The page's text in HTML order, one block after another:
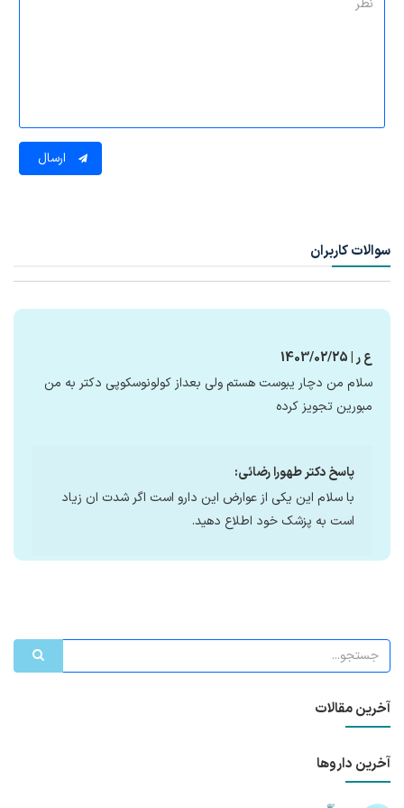
ارسال
سوالات کاربران
ع ر | 1403/02/25
سلام من دچار یبوست هستم ولی بعداز کولونوسکوپی دکتر به من
مبورین تجویز کرده
پاسخ دکتر طهورا رضائی:
با سلام این یکی از عوارض این دارو است اگر شدت ان زیاد
است به پزشک خود اطلاع دهید.
آخرین مقالات
آخرین داروها